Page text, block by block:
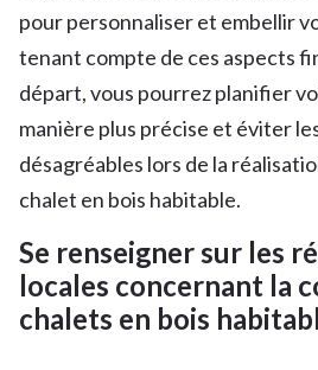
pour personnaliser et embellir
tenant compte de ces aspects
départ, vous pourrez planifier
manière plus précise et éviter
désagréables lors de la
chalet en bois habitable.
Se renseigner sur les
locales concernant la
chalets en bois